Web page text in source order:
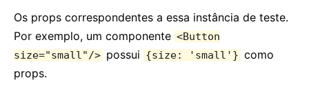
Os props correspondentes a essa instância de teste.
Por exemplo, um componente <Button
size="small"/> possui {size: 'small'} como
props.